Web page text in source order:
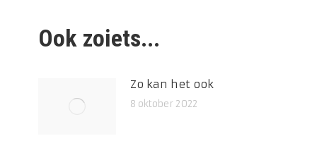
Ook zoiets...
Zo kan het ook
8 oktober 2022